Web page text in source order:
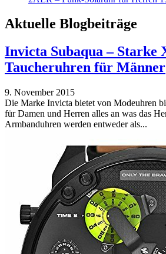
Aktuelle Blogbeiträge
Invicta Subaqua – Starke
Taucheruhren für Männer
9. November 2015
Die Marke Invicta bietet von Modeuhren
für Damen und Herren alles an was das
Armbanduhren werden entweder als...